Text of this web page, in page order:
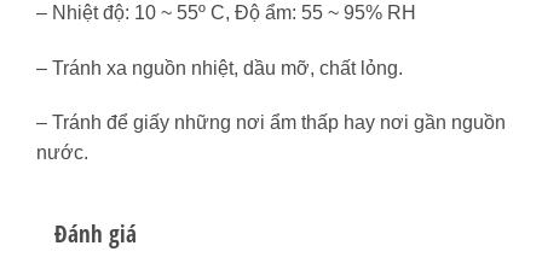
– Nhiệt độ: 10 ~ 55º C, Độ ẩm: 55 ~ 95% RH
– Tránh xa nguồn nhiệt, dầu mỡ, chất lỏng.
– Tránh để giấy những nơi ẩm thấp hay nơi gần nguồn
nước.
Đánh giá